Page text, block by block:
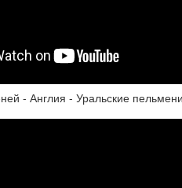
- Англия - Уральские